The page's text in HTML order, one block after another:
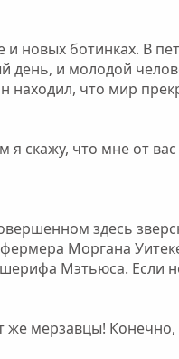
новых ботинках. В
и молодой
что мир
я скажу, что мне от
здесь
Моргана
Мэтьюса. Если
же мерзавцы!